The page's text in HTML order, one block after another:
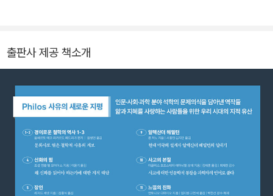
에서 석사학위를, 서울대학교 인류학과에서 박사학위를 받았다. 서울
안드레아병원 과장 및 사회정신연구소 소장 등을 지냈다. 지은 책으
로 《진화인류학 강의》 《인간의 자리》 《내가 우울한 건 다 오스트랄로
피테쿠스 때문이야》 《마음으로부터 일곱 발자국》 등이 있다. 《진화
와 인간 행동》 《여성의 진화》 《행복의 역습》 《센티언스》 등을 우리
말로 옮겼으며, 《느낌의 진화》 《운동의 역설》 《아버지의 시간》 등을
출판사 제공 책소개